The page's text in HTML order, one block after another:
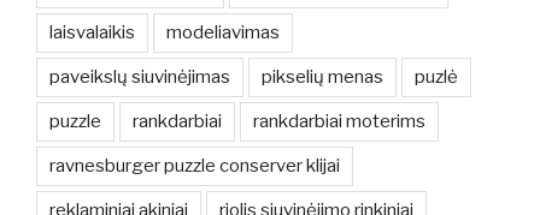
laisvalaikis modeliavimas
paveikslų siuvinėjimas pikselių menas puzlė
puzzle rankdarbiai rankdarbiai moterims
ravnesburger puzzle conserver klijai
reklaminiai akiniai riolis siuvinėjimo rinkiniai